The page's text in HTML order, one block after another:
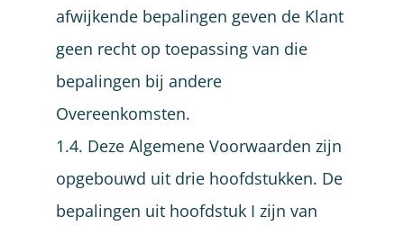
afwijkende bepalingen geven de Klant
geen recht op toepassing van die
bepalingen bij andere
Overeenkomsten.
1.4. Deze Algemene Voorwaarden zijn
opgebouwd uit drie hoofdstukken. De
bepalingen uit hoofdstuk I zijn van